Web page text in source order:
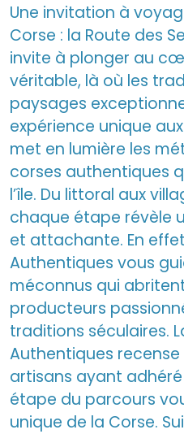
Une invitation à
Corse : la Route des
invite à plonger au
véritable, là où les
paysages
expérience unique
met en lumière les
corses authentiques
l’île. Du littoral aux
chaque étape révèle
et attachante. En
Authentiques vous
méconnus qui
producteurs
traditions séculaires.
Authentiques
artisans ayant
étape du parcours
unique de la Corse.